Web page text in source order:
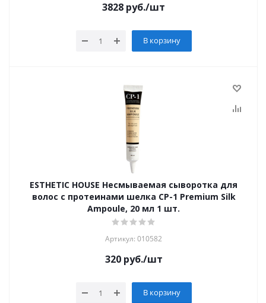
3828 руб./шт
В корзину
ESTHETIC HOUSE Несмываемая сыворотка для
волос с протеинами шелка CP-1 Premium Silk
Ampoule, 20 мл 1 шт.
Артикул: 010582
320руб./шт
В корзину